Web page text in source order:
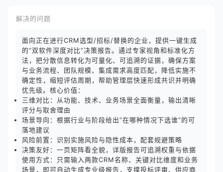
解决的问题
面向正在进行CRM选型/招标/替换的企业，提供一键生成
的“双软件深度对比”决策报告。通过专家视角和标准化方
法，把分散信息转化为可量化、可追溯的证据，确保方案
与业务流程、团队规模、集成需求高度匹配，降低实施不
确定性，缩短评估周期，帮助管理层快速形成共识并明确
优先级。核心价值：
三维对比：从功能、技术、业务场景全面衡量，输出清晰
评分与取舍理由
场景导向：根据行业与阶段给出“在哪种情况下选谁”的可
落地建议
风险前置：识别实施风险与隐性成本，配套规避策略
决策友好：一页矩阵看全貌，详版报告可追溯权重与依据
使用方式：只需输入两款CRM名称、关键对比维度和业务
场景，即可自动生成专业级报告，支撑投标评审、供应商